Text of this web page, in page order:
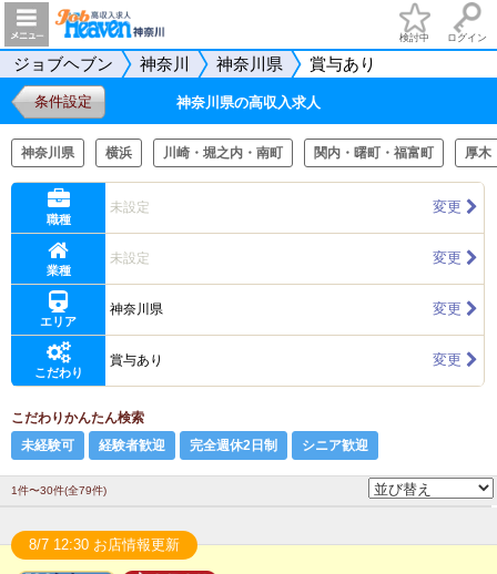
検討中 ログイン
ジョブヘブン 神奈川 神奈川県 賞与あり
条件設定 神奈川県の高収入求人
神奈川県 横浜 川崎・堀之内・南町 関内・曙町・福富町 厚木
職種
未設定 変更
業種
未設定 変更
エリア
神奈川県 変更
こだわり
賞与あり 変更
こだわりかんたん検索
未経験可
経験者歓迎 完全週休2日制 シニア歓迎
1件〜30件(全79件)
8/7 12:30 お店情報更新